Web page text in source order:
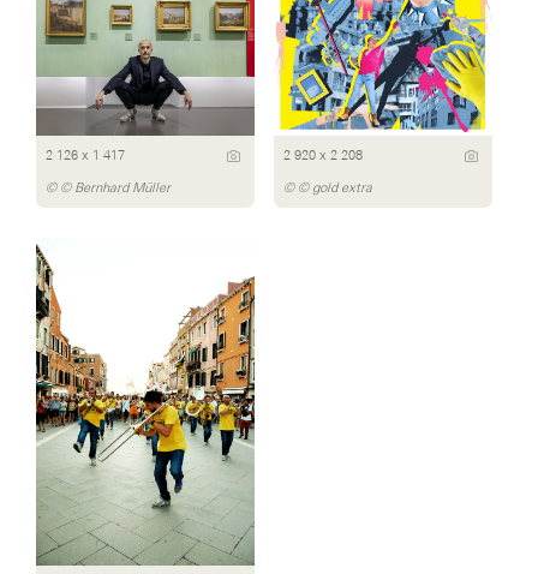
2 126 x 1 417
© © Bernhard Müller
2 920 x 2 208
© © gold extra